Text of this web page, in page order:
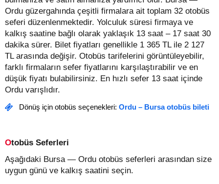
Ordu güzergahında çeşitli firmalara ait toplam 32 otobüs
seferi düzenlenmektedir. Yolculuk süresi firmaya ve
kalkış saatine bağlı olarak yaklaşık 13 saat – 17 saat 30
dakika sürer. Bilet fiyatları genellikle 1 365 TL ile 2 127
TL arasında değişir. Otobüs tarifelerini görüntüleyebilir,
farklı firmaların sefer fiyatlarını karşılaştırabilir ve en
düşük fiyatı bulabilirsiniz. En hızlı sefer 13 saat içinde
Ordu varışlıdır.
Dönüş için otobüs seçenekleri: Ordu – Bursa otobüs bileti
Otobüs Seferleri
Aşağıdaki Bursa — Ordu otobüs seferleri arasından size
uygun günü ve kalkış saatini seçin.